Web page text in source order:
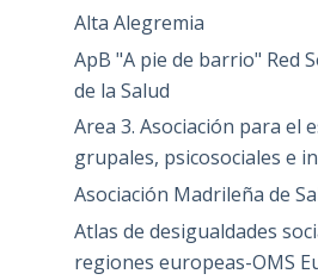
Alta Alegremia
ApB "A pie de barrio" Red
de la Salud
Area 3. Asociación para el
grupales, psicosociales e
Asociación Madrileña de
Atlas de desigualdades
regiones europeas-OMS